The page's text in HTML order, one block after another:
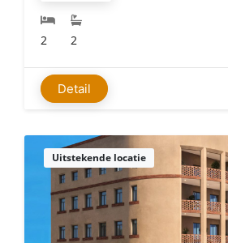
2 2
Detail
Uitstekende locatie